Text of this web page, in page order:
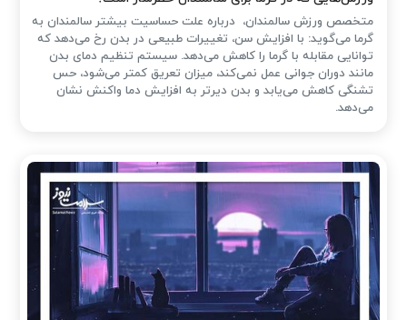
متخصص ورزش سالمندان، درباره علت حساسیت بیشتر سالمندان به
گرما می‌گوید: با افزایش سن، تغییرات طبیعی در بدن رخ می‌دهد که
توانایی مقابله با گرما را کاهش می‌دهد. سیستم تنظیم دمای بدن
مانند دوران جوانی عمل نمی‌کند، میزان تعریق کمتر می‌شود، حس
تشنگی کاهش می‌یابد و بدن دیرتر به افزایش دما واکنش نشان
می‌دهد.